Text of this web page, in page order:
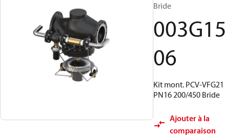
Bride
003G15
06
Kit mont. PCV-VFG21
PN16 200/450 Bride
Ajouter à la
comparaison